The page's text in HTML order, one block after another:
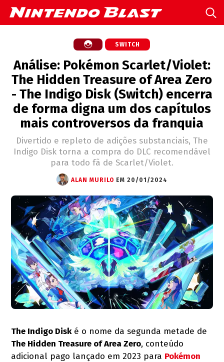
SWITCH
Análise: Pokémon Scarlet/Violet:
The Hidden Treasure of Area Zero
- The Indigo Disk (Switch) encerra
de forma digna um dos capítulos
mais controversos da franquia
Divertido e repleto de adições substanciais, The
Indigo Disk torna a compra do DLC recomendável
para todo fã de Scarlet/Violet.
ALAN MURILO EM 20/01/2024
The Indigo Diské o nome da segunda metade de
The Hidden Treasure of Area Zero, conteúdo
adicional pago lançado em 2023 para Pokémon